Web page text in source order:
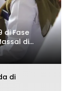
di Fase
di
di